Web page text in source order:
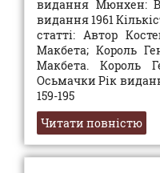
видання Мюнхен:
видання 1961
статті: Автор
Макбета; Король
Макбета. Король
Осьмачки Рік
159-195
Читати повністю